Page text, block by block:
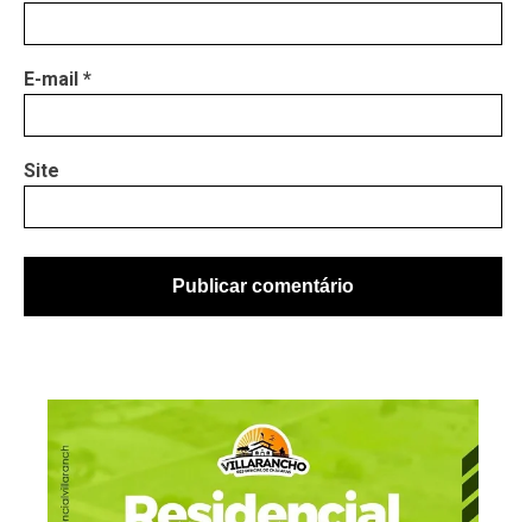
E-mail *
Site